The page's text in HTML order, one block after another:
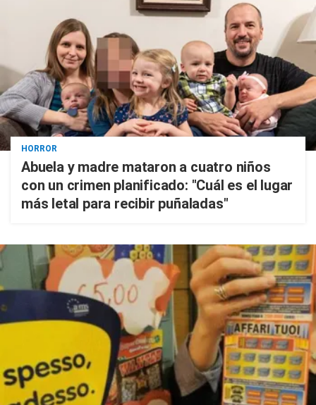
HORROR
Abuela y madre mataron a cuatro niños
con un crimen planificado: "Cuál es el lugar
más letal para recibir puñaladas"